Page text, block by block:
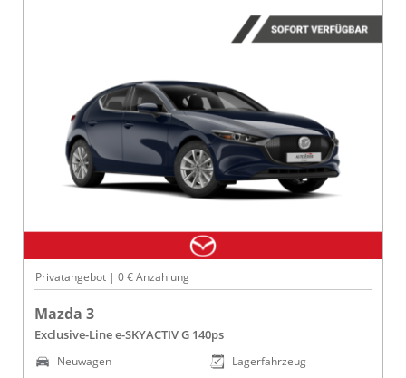
Privatangebot | 0 € Anzahlung
Mazda 3
Exclusive-Line e-SKYACTIV G 140ps
Neuwagen
Lagerfahrzeug